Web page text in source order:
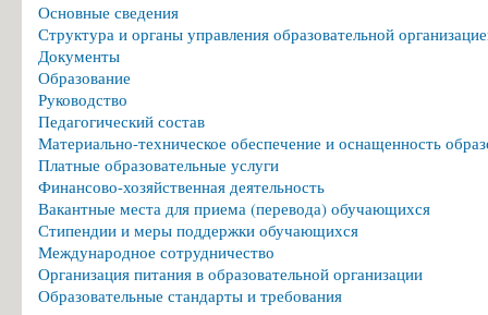
Основные сведения
Структура и органы управления образовательной
Документы
Образование
Руководство
Педагогический состав
Материально-техническое обеспечение и оснащенность
Платные образовательные услуги
Финансово-хозяйственная деятельность
Вакантные места для приема (перевода) обучающихся
Стипендии и меры поддержки обучающихся
Международное сотрудничество
Организация питания в образовательной организации
Образовательные стандарты и требования